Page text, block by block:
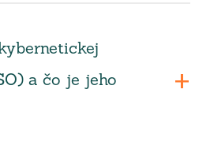
a čo je jeho